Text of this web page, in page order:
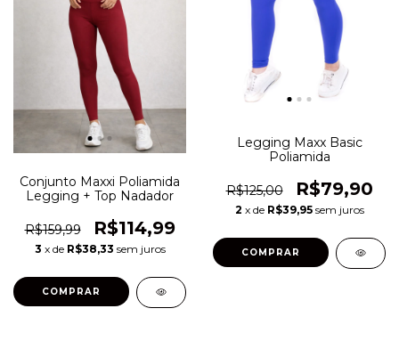
Conjunto Maxxi Poliamida
Legging + Top Nadador
R$159,99 R$114,99
3 x de R$38,33 sem juros
COMPRAR
Legging Maxx Basic
Poliamida
R$125,00 R$79,90
2 x de R$39,95 sem juros
COMPRAR